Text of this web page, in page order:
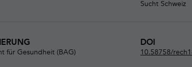
Sucht Schweiz
für Gesundheit (BAG)
DOI
10.58758/